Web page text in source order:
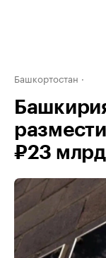
Башкортостан
₽23 млрд